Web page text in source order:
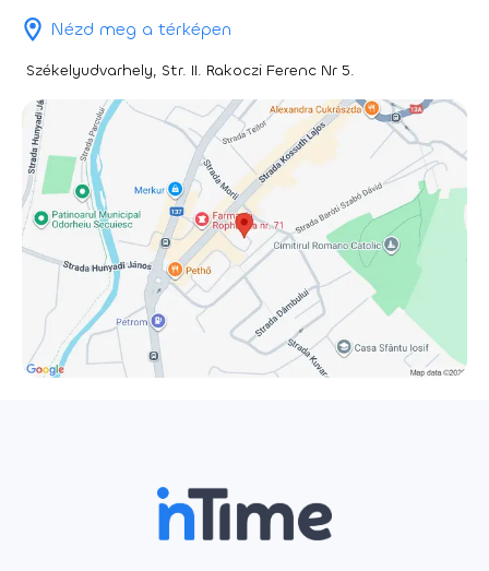
Stéphane elviszi a lányt a szokott helyekre: étterembe,
botrány: felesége gépét törölték és amikor hazajön, férjét
hazudja: a látszat csal, akit felesége lát, az nem más, mint
az ő lánya... #korhatár: 14 év #időtartam: 2 óra szünettel
#további információ: https://szinhaz.ro/esemeny/kellemes-
husveti-unnepeket/2026-04-23/
Nézd meg a térképen
Székelyudvarhely, Str. II. Rakoczi Ferenc Nr 5.